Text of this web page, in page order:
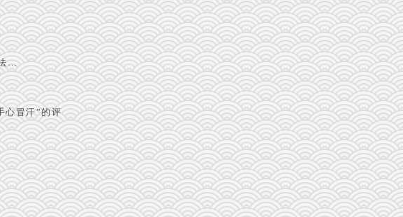
…
心冒汗”的评